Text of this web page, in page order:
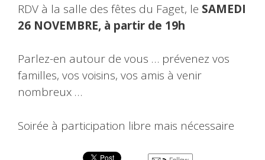
RDV à la salle des fêtes du Faget, le SAMEDI
26 NOVEMBRE, à partir de 19h
Parlez-en autour de vous … prévenez vos
familles, vos voisins, vos amis à venir
nombreux …
Soirée à participation libre mais nécessaire